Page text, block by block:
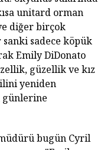
unitard orman
diğer birçok
sadece köpük
Emily DiDonato
güzellik ve kız
yeniden
günlerine
bugün Cyril